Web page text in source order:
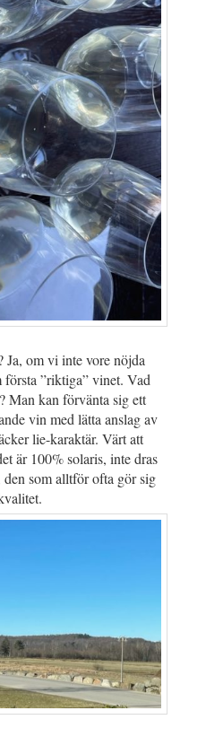
Ja, om vi inte vore nöjda
”riktiga” vinet. Vad
Man kan förvänta sig ett
vin med lätta anslag av
lie-karaktär. Värt att
är 100% solaris, inte dras
som alltför ofta gör sig